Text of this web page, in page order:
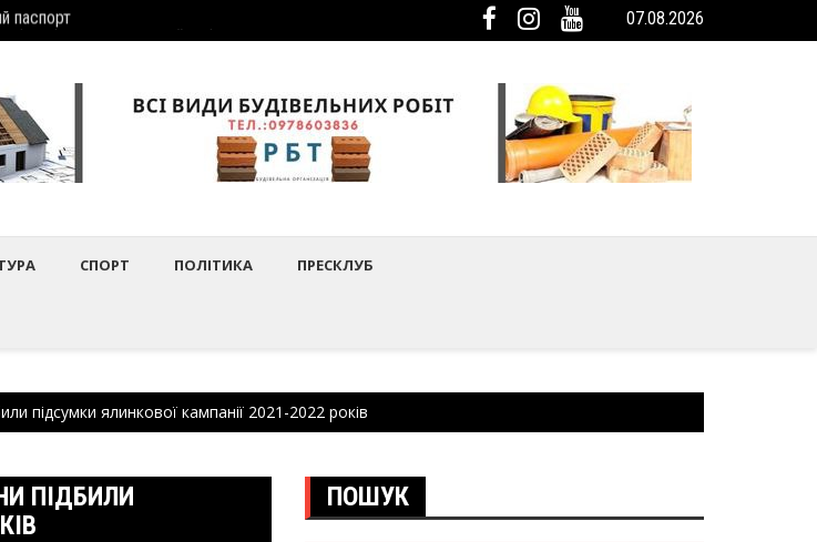
культури та майстрів народного мистецтва Шептицького району
Шептицька громада була представлена на Європейському регіональному
07.08.2026
СПОРТ ПОЛІТИКА ПРЕСКЛУБ
підсумки ялинкової кампанії 2021-2022 років
ПІДБИЛИ
ПОШУК